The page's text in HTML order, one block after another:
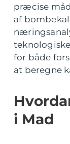
præcise
af
for både
at beregne
i Mad